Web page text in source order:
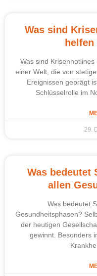
Was sind
Was sind
einer Welt, die von
Ereignissen geprägt
Schlüsselrolle im
29.
Was bedeutet
allen
Was bedeutet
Gesundheitsphasen?
der heutigen
gewinnt. Besonders